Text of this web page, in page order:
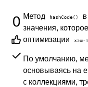
0 Метод hashCode() в
значения,
оптимизации
хэш-
По умолчанию,
основываясь на
с коллекциями,